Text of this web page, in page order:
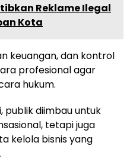
Reklame Ilegal
Kota
keuangan, dan kontrol
profesional agar
hukum.
publik diimbau untuk
tetapi juga
kelola bisnis yang